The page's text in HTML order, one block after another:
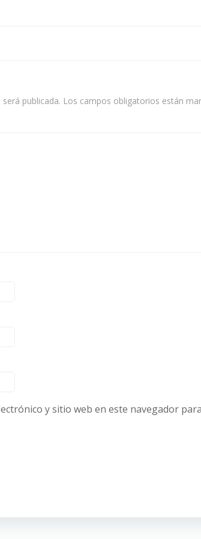
publicada. Los campos obligatorios están
y sitio web en este navegador